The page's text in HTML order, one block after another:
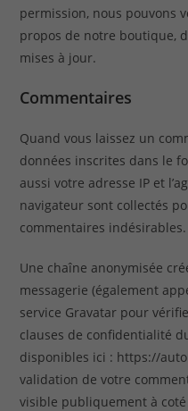
permission, nous pouvons
propos de notre boutique,
mises à jour.
Commentaires
Quand vous laissez un
données inscrites dans le
aussi votre adresse IP et
navigateur sont collectés
commentaires indésirables.
Une chaîne anonymisée
messagerie (également
service Gravatar pour
clauses de confidentialité
disponibles ici : https://
validation de votre
visible publiquement à